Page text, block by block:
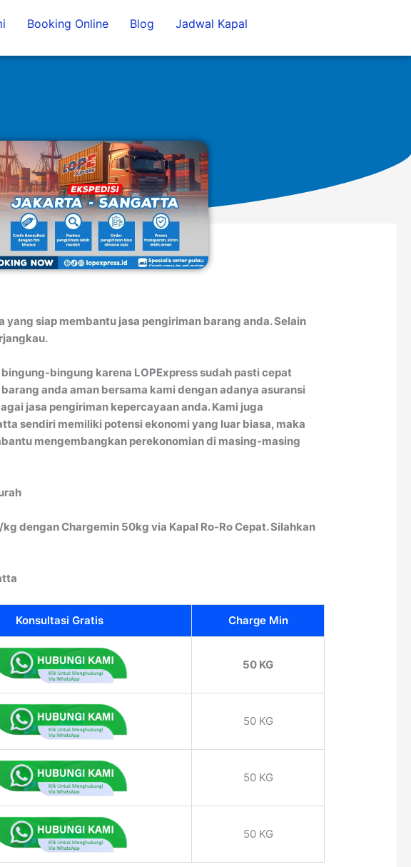
Booking Online Blog Jadwal Kapal
siap membantu jasa pengiriman barang anda. Selain
bingung karena LOPExpress sudah pasti cepat
anda aman bersama kami dengan adanya asuransi
jasa pengiriman kepercayaan anda. Kami juga
sendiri memiliki potensi ekonomi yang luar biasa, maka
mengembangkan perekonomian di masing-masing
dengan Chargemin 50kg via Kapal Ro-Ro Cepat. Silahkan
Konsultasi Gratis Charge Min
50 KG
50 KG
50 KG
50 KG